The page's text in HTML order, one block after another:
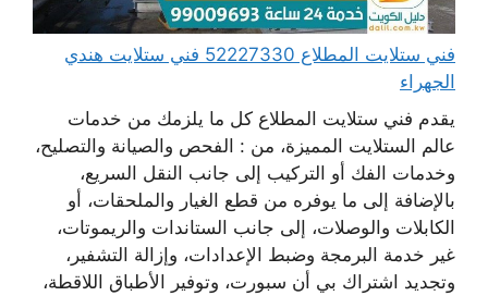
فني ستلايت المطلاع 52227330 فني ستلايت هندي
الجهراء
يقدم فني ستلايت المطلاع كل ما يلزمك من خدمات
عالم الستلايت المميزة، من : الفحص والصيانة والتصليح،
وخدمات الفك أو التركيب إلى جانب النقل السريع،
بالإضافة إلى ما يوفره من قطع الغيار والملحقات، أو
الكابلات والوصلات، إلى جانب الستاندات والريموتات،
غير خدمة البرمجة وضبط الإعدادات، وإزالة التشفير،
وتجديد اشتراك بي أن سبورت، وتوفير الأطباق اللاقطة،